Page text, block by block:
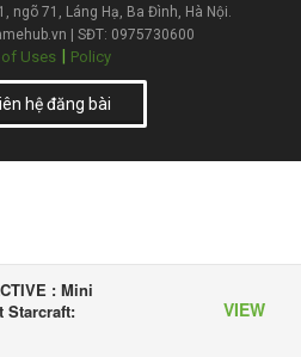
: Mini
Starcraft:
VIEW
ngõ 71, Láng Hạ, Ba Đình, Hà Nội.
| SĐT: 0975730600
of Uses | Policy
hệ đăng bài